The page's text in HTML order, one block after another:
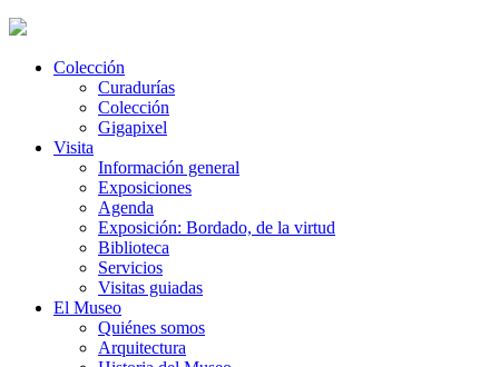
Colección
Curadurías
Colección
Gigapixel
Visita
Información general
Exposiciones
Agenda
Exposición: Bordado, de la virtud
Biblioteca
Servicios
Visitas guiadas
El Museo
Quiénes somos
Arquitectura